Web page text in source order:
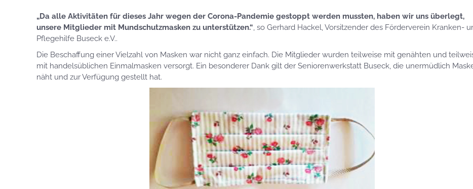
„Da alle Aktivitäten für dieses Jahr wegen der Corona-Pandemie gestoppt werden mussten, haben wir uns überlegt,
unsere Mitglieder mit Mundschutzmasken zu unterstützen.“, so Gerhard Hackel, Vorsitzender des Förderverein Kranken-
Pflegehilfe Buseck e.V..
Die Beschaffung einer Vielzahl von Masken war nicht ganz einfach. Die Mitglieder wurden teilweise mit genähten und
mit handelsüblichen Einmalmasken versorgt. Ein besonderer Dank gilt der Seniorenwerkstatt Buseck, die unermüdlich
näht und zur Verfügung gestellt hat.